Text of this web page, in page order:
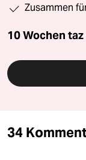
Zusammen
10 Wochen
34